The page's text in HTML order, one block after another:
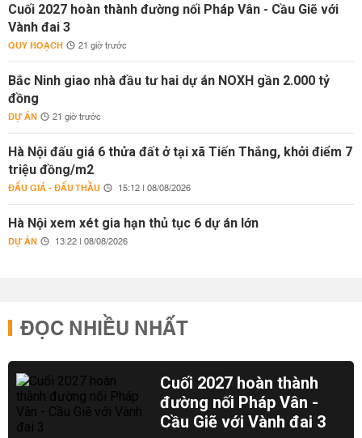
Cuối 2027 hoàn thành đường nối Pháp Vân - Cầu Giẽ với
Vành đai 3
QUY HOẠCH 21 giờ trước
Bắc Ninh giao nhà đầu tư hai dự án NOXH gần 2.000 tỷ
đồng
DỰ ÁN 21 giờ trước
Hà Nội đấu giá 6 thửa đất ở tại xã Tiến Thắng, khởi điểm 7
triệu đồng/m2
ĐẤU GIÁ - ĐẤU THẦU 15:12 | 08/08/2026
Hà Nội xem xét gia hạn thủ tục 6 dự án lớn
DỰ ÁN 13:22 | 08/08/2026
ĐỌC NHIỀU NHẤT
Cuối 2027 hoàn thành
đường nối Pháp Vân -
Cầu Giẽ với Vành đai 3